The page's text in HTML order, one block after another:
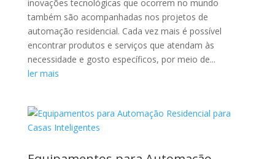
inovações tecnológicas que ocorrem no mundo
também são acompanhadas nos projetos de
automação residencial. Cada vez mais é possível
encontrar produtos e serviços que atendam às
necessidade e gosto específicos, por meio de...
ler mais